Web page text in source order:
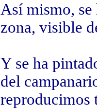
Así mismo, se
zona, visible
Y se ha
del
reproducimos